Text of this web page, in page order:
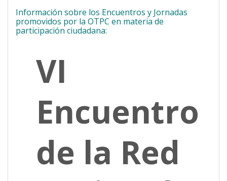
Información sobre los Encuentros y Jornadas
promovidos por la OTPC en materia de
participación ciudadana:
VI
Encuentro
de la Red